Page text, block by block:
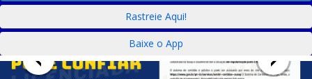
Rastreie Aqui!
Baixe o App